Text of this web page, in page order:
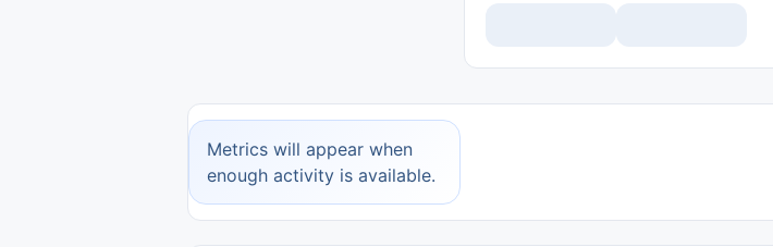
Metrics will appear when
enough activity is available.